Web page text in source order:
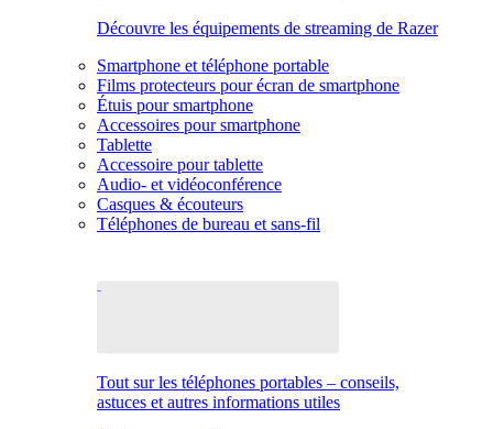
Découvre les équipements de streaming de Razer
Smartphone et téléphone portable
Films protecteurs pour écran de smartphone
Étuis pour smartphone
Accessoires pour smartphone
Tablette
Accessoire pour tablette
Audio- et vidéoconférence
Casques & écouteurs
Téléphones de bureau et sans-fil
Tout sur les téléphones portables – conseils,
astuces et autres informations utiles